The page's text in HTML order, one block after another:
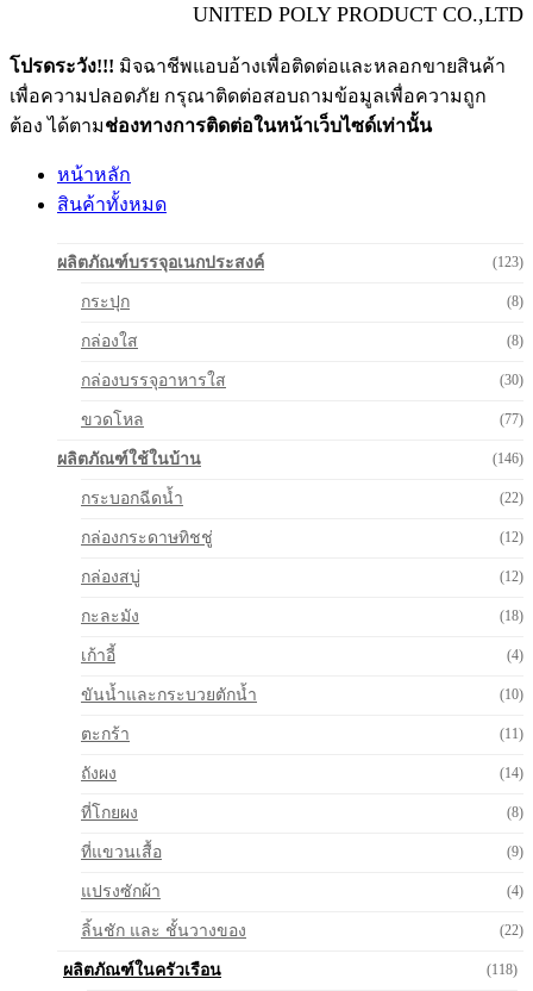
UNITED POLY PRODUCT CO.,LTD
โปรดระวัง!!! มิจฉาชีพแอบอ้างเพื่อติดต่อและหลอกขายสินค้า
เพื่อความปลอดภัย กรุณาติดต่อสอบถามข้อมูลเพื่อความถูก
ต้อง ได้ตามช่องทางการติดต่อในหน้าเว็บไซด์เท่านั้น
หน้าหลัก
สินค้าทั้งหมด
ผลิตภัณฑ์บรรจุอเนกประสงค์ (123)
กระปุก (8)
กล่องใส (8)
กล่องบรรจุอาหารใส (30)
ขวดโหล (77)
ผลิตภัณฑ์ใช้ในบ้าน (146)
กระบอกฉีดน้ำ (22)
กล่องกระดาษทิชชู่ (12)
กล่องสบู่ (12)
กะละมัง (18)
เก้าอี้ (4)
ขันน้ำและกระบวยตักน้ำ (10)
ตะกร้า (11)
ถังผง (14)
ที่โกยผง (8)
ที่แขวนเสื้อ (9)
แปรงซักผ้า (4)
ลิ้นชัก และ ชั้นวางของ (22)
ผลิตภัณฑ์ในครัวเรือน (118)